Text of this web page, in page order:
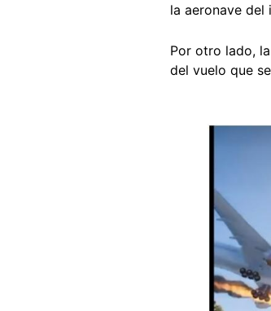
la aeronave del
Por otro lado,
del vuelo que